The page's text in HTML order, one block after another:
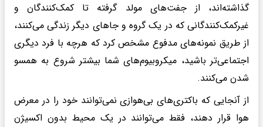
گذاشته‌اند، از جفت‌های مولد گرفته تا کمک‌کنندگان و
غیرکمک‌کنندگانی که در یک گروه و جاهای دیگر زندگی می‌کنند،
از طریق نمونه‌های مدفوع مشخص کرد که هرچه با فرد دیگری
اجتماعی‌تر باشید، میکروبیوم‌های شما بیشتر شروع به همسو
شدن می‌کنند.
از آنجایی که باکتری‌های بی‌هوازی نمی‌توانند خود را در معرض
هوا قرار دهند، فقط می‌توانند در یک محیط بدون اکسیژن